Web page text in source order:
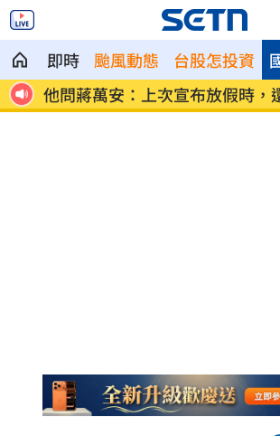
即時 颱風動態 台股怎投資
安
他問蔣萬安：上次宣布放假時，
警